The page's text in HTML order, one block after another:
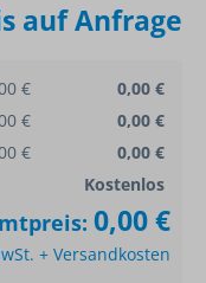
auf Anfrage
€
0,00 €
€
0,00 €
€
0,00 €
Kostenlos
0,00 €
+ Versandkosten